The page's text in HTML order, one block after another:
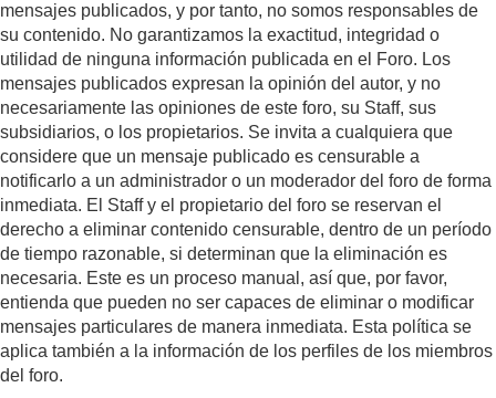
mensajes publicados, y por tanto, no somos responsables de
su contenido. No garantizamos la exactitud, integridad o
utilidad de ninguna información publicada en el Foro. Los
mensajes publicados expresan la opinión del autor, y no
necesariamente las opiniones de este foro, su Staff, sus
subsidiarios, o los propietarios. Se invita a cualquiera que
considere que un mensaje publicado es censurable a
notificarlo a un administrador o un moderador del foro de forma
inmediata. El Staff y el propietario del foro se reservan el
derecho a eliminar contenido censurable, dentro de un período
de tiempo razonable, si determinan que la eliminación es
necesaria. Este es un proceso manual, así que, por favor,
entienda que pueden no ser capaces de eliminar o modificar
mensajes particulares de manera inmediata. Esta política se
aplica también a la información de los perfiles de los miembros
del foro.